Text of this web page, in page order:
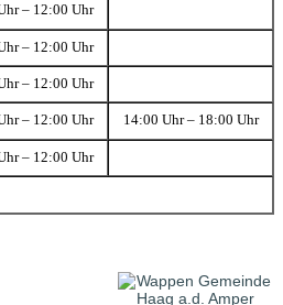
– 12:00 Uhr
– 12:00 Uhr
– 12:00 Uhr
– 12:00 Uhr 14:00 Uhr – 18:00 Uhr
– 12:00 Uhr